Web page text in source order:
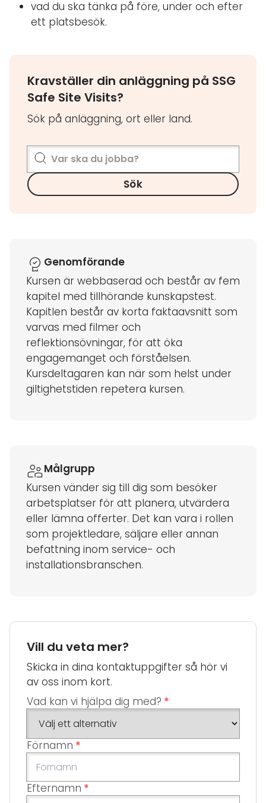
vad du ska tänka på före, under och efter
ett platsbesök.
Kravställer din anläggning på SSG
Safe Site Visits?
Sök på anläggning, ort eller land.
Sök
Genomförande
Kursen är webbaserad och består av fem
kapitel med tillhörande kunskapstest.
Kapitlen består av korta faktaavsnitt som
varvas med filmer och
reflektionsövningar, för att öka
engagemanget och förståelsen.
Kursdeltagaren kan när som helst under
giltighetstiden repetera kursen.
Målgrupp
Kursen vänder sig till dig som besöker
arbetsplatser för att planera, utvärdera
eller lämna offerter. Det kan vara i rollen
som projektledare, säljare eller annan
befattning inom service- och
installationsbranschen.
Vill du veta mer?
Skicka in dina kontaktuppgifter så hör vi
av oss inom kort.
Vad kan vi hjälpa dig med? *
Förnamn *
Efternamn *